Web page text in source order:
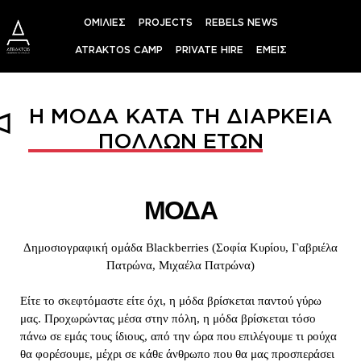
ΟΜΙΛΙΕΣ PROJECTS REBELS NEWS
ATRAKTOS CAMP PRIVATE HIRE ΕΜΕΙΣ
Η ΜΌΔΑ ΚΑΤΆ ΤΗ ΔΙΆΡΚΕΙΑ
ΠΟΛΛΏΝ ΕΤΏΝ
ΜΟΔΑ
Δημοσιογραφική ομάδα Blackberries (Σοφία Κυρίου, Γαβριέλα
Πατρώνα, Μιχαέλα Πατρώνα)
Είτε το σκεφτόμαστε είτε όχι, η μόδα βρίσκεται παντού γύρω
μας. Προχωρώντας μέσα στην πόλη, η μόδα βρίσκεται τόσο
πάνω σε εμάς τους ίδιους, από την ώρα που επιλέγουμε τι ρούχα
θα φορέσουμε, μέχρι σε κάθε άνθρωπο που θα μας προσπεράσει